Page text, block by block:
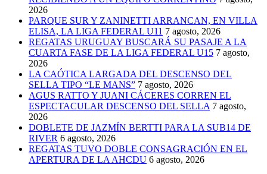
2026
PARQUE SUR Y ZANINETTI ARRANCAN, EN VILLA
ELISA, LA LIGA FEDERAL U11 7 agosto, 2026
REGATAS URUGUAY BUSCARÁ SU PASAJE A LA
CUARTA FASE DE LA LIGA FEDERAL U15 7 agosto,
2026
LA CAÓTICA LARGADA DEL DESCENSO DEL
SELLA TIPO “LE MANS” 7 agosto, 2026
AGUS RATTO Y JUANI CÁCERES CORREN EL
ESPECTACULAR DESCENSO DEL SELLA 7 agosto,
2026
DOBLETE DE JAZMÍN BERTTI PARA LA SUB14 DE
RIVER 6 agosto, 2026
REGATAS TUVO DOBLE CONSAGRACIÓN EN EL
APERTURA DE LA AHCDU 6 agosto, 2026